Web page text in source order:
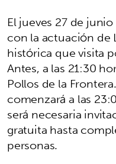
El jueves 27 de
con la actuación de
histórica que visita
Antes, a las 21:30
Pollos de la
comenzará a las
será necesaria
gratuita hasta
personas.